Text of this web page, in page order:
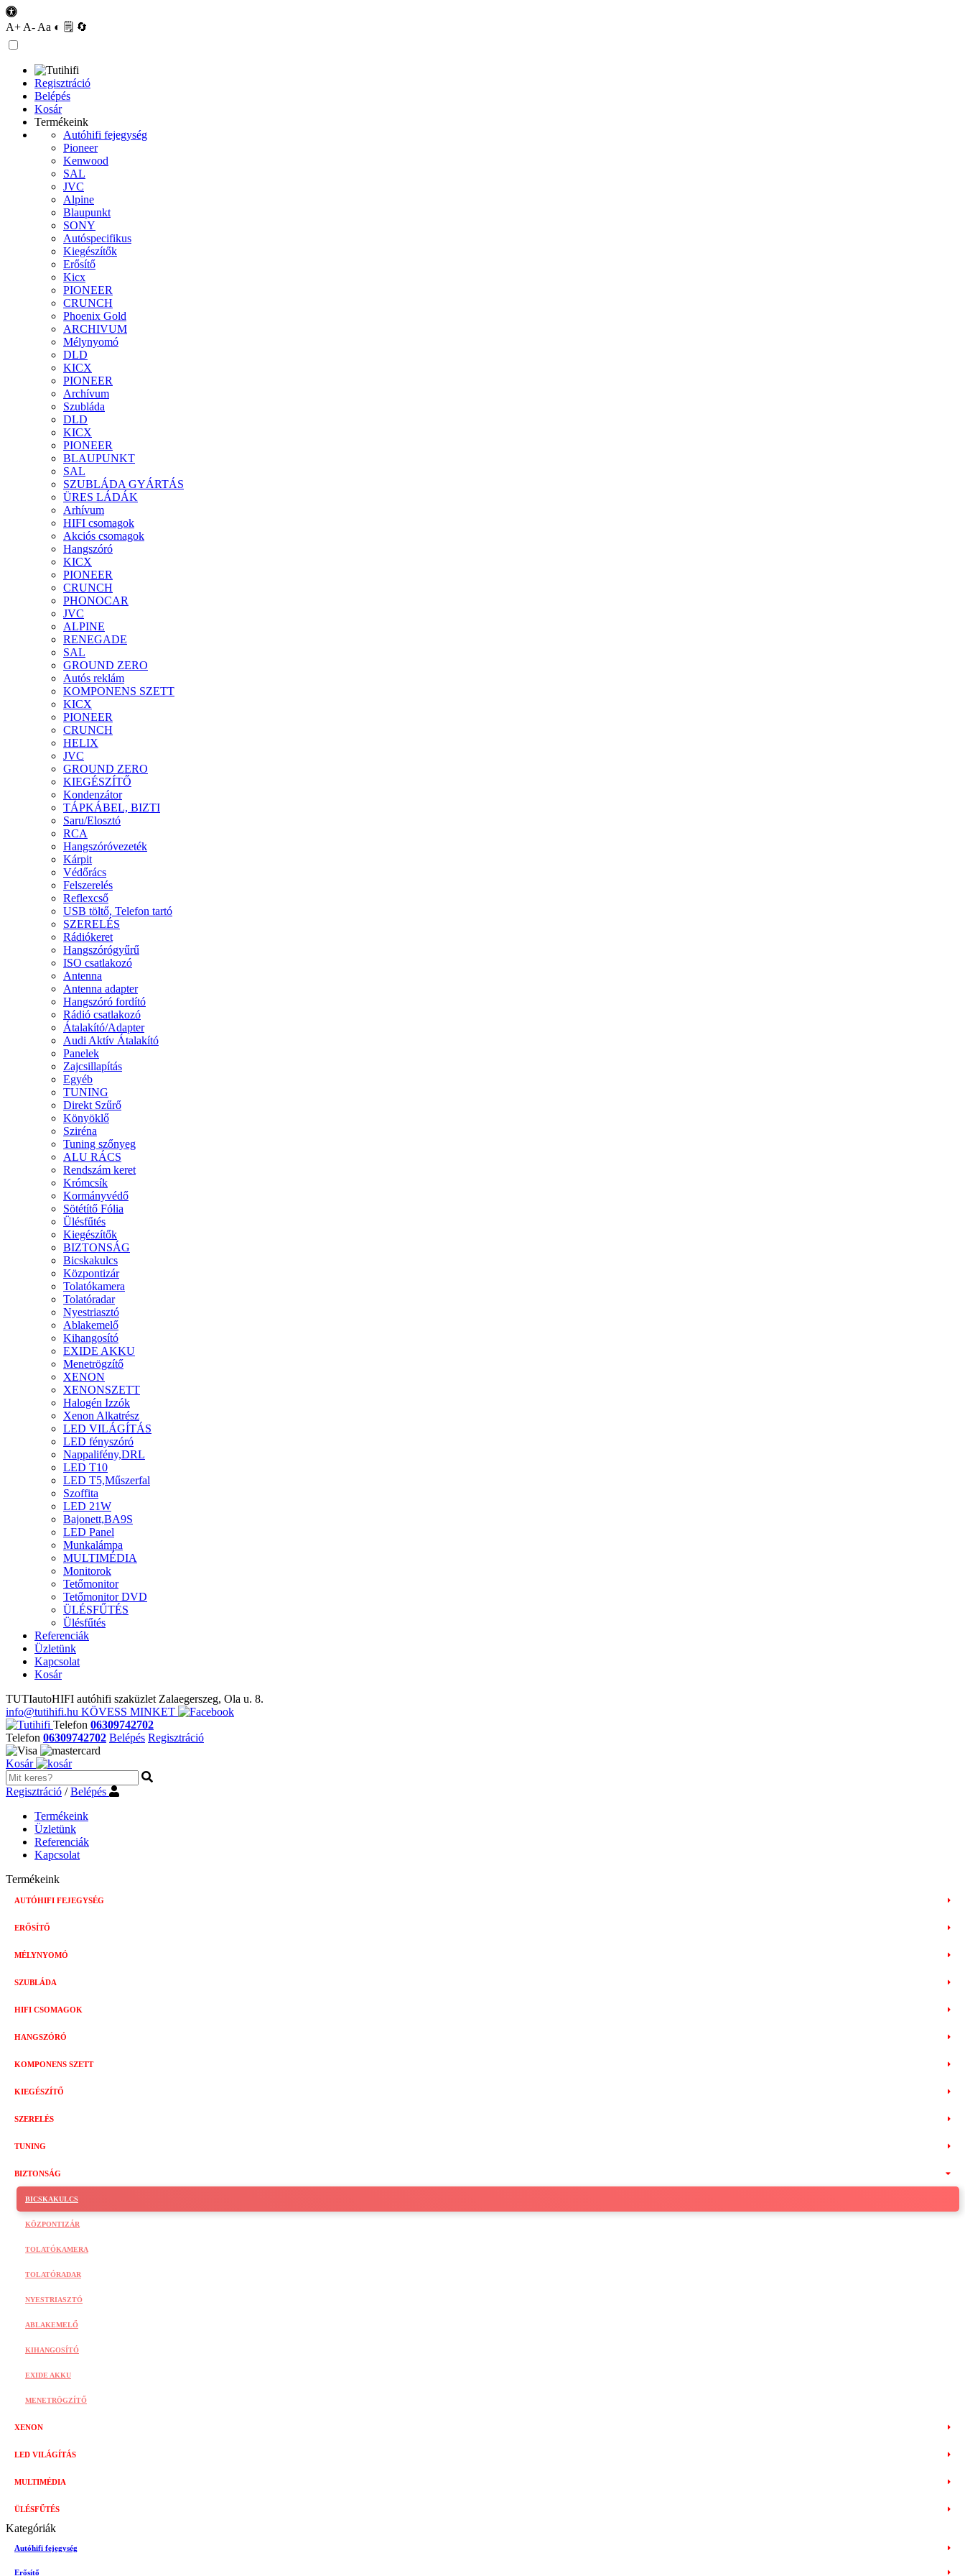
A+ A- Aa ◐ 🗒 🔄
Regisztráció
Belépés
Kosár
Termékeink
Autóhifi fejegység
Pioneer
Kenwood
SAL
JVC
Alpine
Blaupunkt
SONY
Autóspecifikus
Kiegészítők
Erősítő
Kicx
PIONEER
CRUNCH
Phoenix Gold
ARCHIVUM
Mélynyomó
DLD
KICX
PIONEER
Archívum
Szubláda
DLD
KICX
PIONEER
BLAUPUNKT
SAL
SZUBLÁDA GYÁRTÁS
ÜRES LÁDÁK
Arhívum
HIFI csomagok
Akciós csomagok
Hangszóró
KICX
PIONEER
CRUNCH
PHONOCAR
JVC
ALPINE
RENEGADE
SAL
GROUND ZERO
Autós reklám
KOMPONENS SZETT
KICX
PIONEER
CRUNCH
HELIX
JVC
GROUND ZERO
KIEGÉSZÍTŐ
Kondenzátor
TÁPKÁBEL, BIZTI
Saru/Elosztó
RCA
Hangszóróvezeték
Kárpit
Védőrács
Felszerelés
Reflexcső
USB töltő, Telefon tartó
SZERELÉS
Rádiókeret
Hangszórógyűrű
ISO csatlakozó
Antenna
Antenna adapter
Hangszóró fordító
Rádió csatlakozó
Átalakító/Adapter
Audi Aktív Átalakító
Panelek
Zajcsillapítás
Egyéb
TUNING
Direkt Szűrő
Könyöklő
Sziréna
Tuning szőnyeg
ALU RÁCS
Rendszám keret
Krómcsík
Kormányvédő
Sötétítő Fólia
Ülésfűtés
Kiegészítők
BIZTONSÁG
Bicskakulcs
Központizár
Tolatókamera
Tolatóradar
Nyestriasztó
Ablakemelő
Kihangosító
EXIDE AKKU
Menetrögzítő
XENON
XENONSZETT
Halogén Izzók
Xenon Alkatrész
LED VILÁGÍTÁS
LED fényszóró
Nappalifény,DRL
LED T10
LED T5,Műszerfal
Szoffita
LED 21W
Bajonett,BA9S
LED Panel
Munkalámpa
MULTIMÉDIA
Monitorok
Tetőmonitor
Tetőmonitor DVD
ÜLÉSFŰTÉS
Ülésfűtés
Referenciák
Üzletünk
Kapcsolat
Kosár
TUTIautoHIFI autóhifi szaküzlet Zalaegerszeg, Ola u. 8.
info@tutihifi.hu KÖVESS MINKET
Telefon 06309742702
Telefon 06309742702 Belépés Regisztráció
Kosár
Regisztráció /Belépés
Termékeink
Üzletünk
Referenciák
Kapcsolat
Termékeink
AUTÓHIFI FEJEGYSÉG
ERŐSÍTŐ
MÉLYNYOMÓ
SZUBLÁDA
HIFI CSOMAGOK
HANGSZÓRÓ
KOMPONENS SZETT
KIEGÉSZÍTŐ
SZERELÉS
TUNING
BIZTONSÁG
BICSKAKULCS
KÖZPONTIZÁR
TOLATÓKAMERA
TOLATÓRADAR
NYESTRIASZTÓ
ABLAKEMELŐ
KIHANGOSÍTÓ
EXIDE AKKU
MENETRÖGZÍTŐ
XENON
LED VILÁGÍTÁS
MULTIMÉDIA
ÜLÉSFŰTÉS
Kategóriák
Autóhifi fejegység
Erősítő